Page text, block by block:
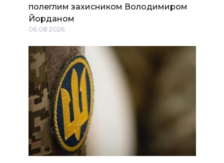
полеглим захисником Володимиром
Йорданом
06.08.2026